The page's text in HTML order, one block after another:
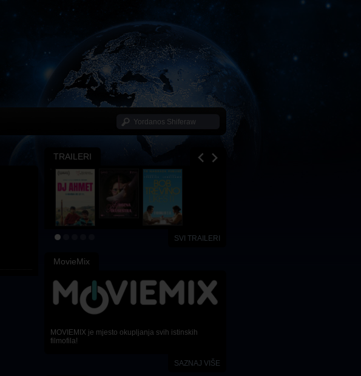
TRAILERI
SVI TRAILERI
MovieMix
MOVIEMIX je mjesto okupljanja svih istinskih
filmofila!
SAZNAJ VIŠE